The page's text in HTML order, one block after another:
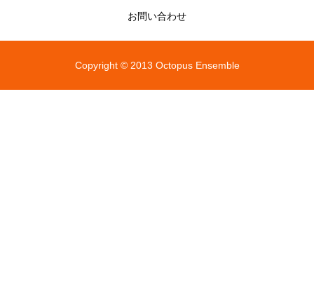
お問い合わせ
Copyright © 2013 Octopus Ensemble